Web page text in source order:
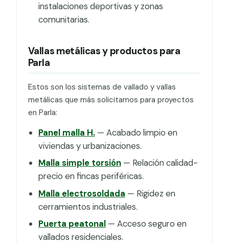
instalaciones deportivas y zonas
comunitarias.
Vallas metálicas y productos para
Parla
Estos son los sistemas de vallado y vallas
metálicas que más solicitamos para proyectos
en Parla:
Panel malla H.— Acabado limpio en
viviendas y urbanizaciones.
Malla simple torsión— Relación calidad-
precio en fincas periféricas.
Malla electrosoldada — Rigidez en
cerramientos industriales.
Puerta peatonal— Acceso seguro en
vallados residenciales.